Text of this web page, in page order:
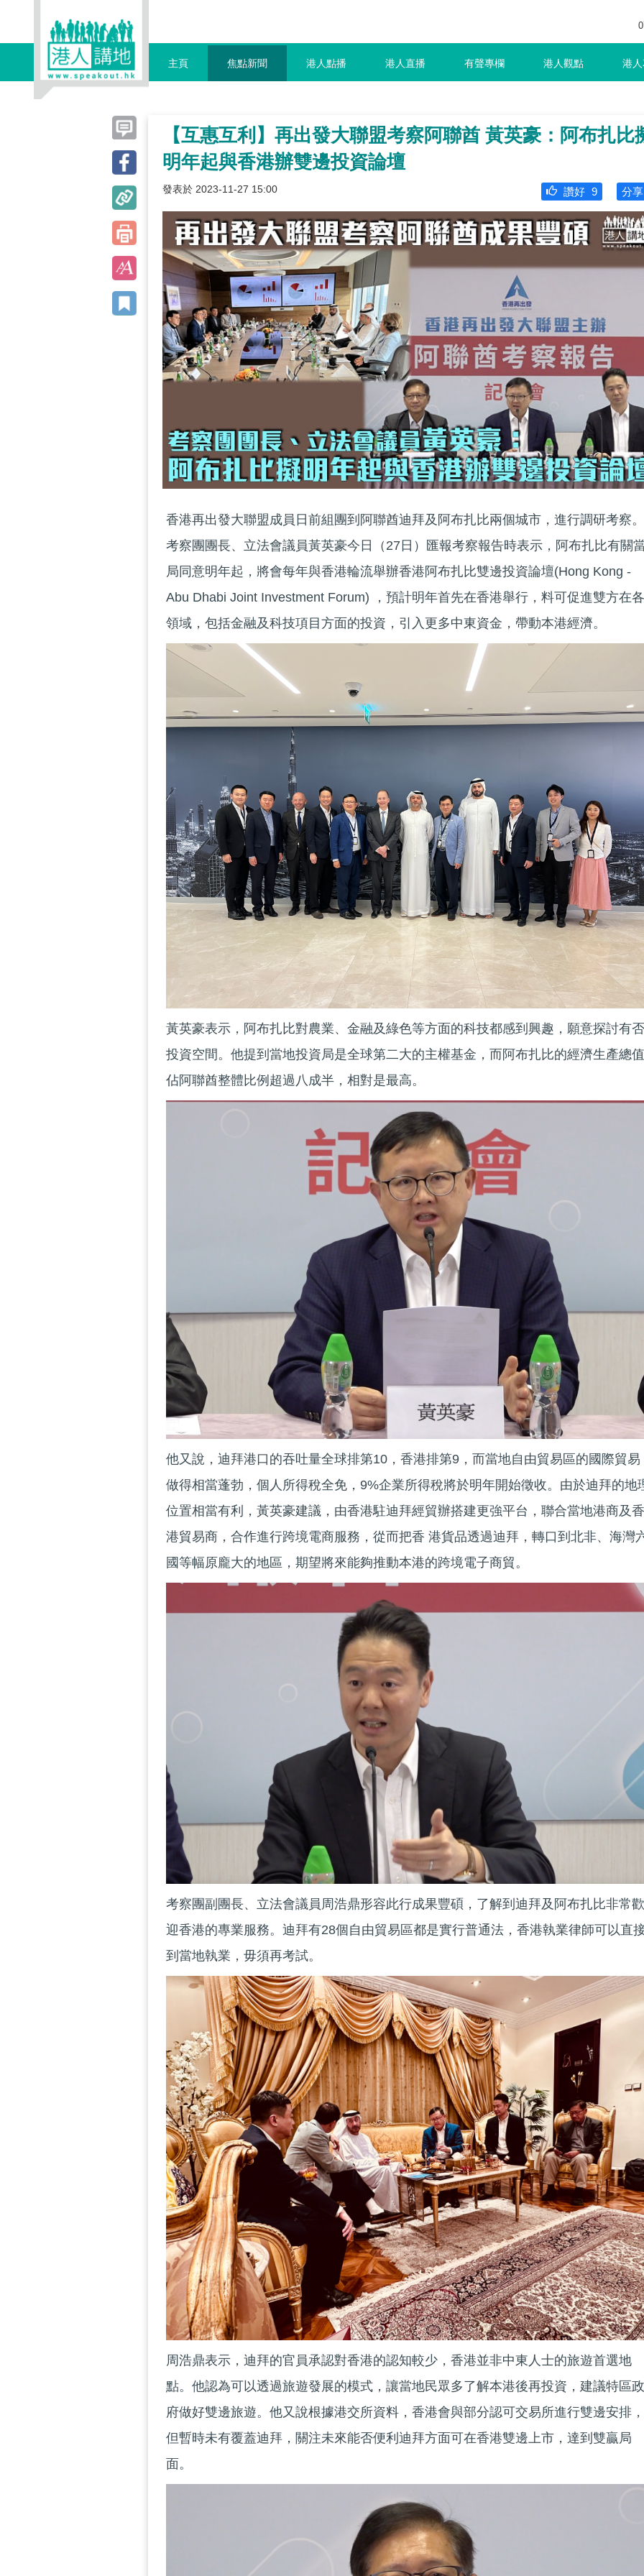
主頁 焦點新聞 港人點播 港人直播 有聲專欄 港人觀點 港
【互惠互利】再出發大聯盟考察阿聯酋 黃英豪：阿布扎比
明年起與香港辦雙邊投資論壇
發表於 2023-11-27 15:00 分享
讚好 9
香港再出發大聯盟成員日前組團到阿聯酋迪拜及阿布扎比兩個城市，進行調研考察。
考察團團長、立法會議員黃英豪今日（27日）匯報考察報告時表示，阿布扎比有關
局同意明年起，將會每年與香港輪流舉辦香港阿布扎比雙邊投資論壇(Hong Kong -
Abu Dhabi Joint Investment Forum) ，預計明年首先在香港舉行，料可促進雙方在各
領域，包括金融及科技項目方面的投資，引入更多中東資金，帶動本港經濟。
黃英豪表示，阿布扎比對農業、金融及綠色等方面的科技都感到興趣，願意探討有否
投資空間。他提到當地投資局是全球第二大的主權基金，而阿布扎比的經濟生產總值
佔阿聯酋整體比例超過八成半，相對是最高。
他又說，迪拜港口的吞吐量全球排第10，香港排第9，而當地自由貿易區的國際貿易
做得相當蓬勃，個人所得稅全免，9%企業所得稅將於明年開始徵收。由於迪拜的地
位置相當有利，黃英豪建議，由香港駐迪拜經貿辦搭建更強平台，聯合當地港商及香
港貿易商，合作進行跨境電商服務，從而把香 港貨品透過迪拜，轉口到北非、海灣
國等幅原龐大的地區，期望將來能夠推動本港的跨境電子商貿。
考察團副團長、立法會議員周浩鼎形容此行成果豐碩，了解到迪拜及阿布扎比非常歡
迎香港的專業服務。迪拜有28個自由貿易區都是實行普通法，香港執業律師可以直
到當地執業，毋須再考試。
周浩鼎表示，迪拜的官員承認對香港的認知較少，香港並非中東人士的旅遊首選地
點。他認為可以透過旅遊發展的模式，讓當地民眾多了解本港後再投資，建議特區政
府做好雙邊旅遊。他又說根據港交所資料，香港會與部分認可交易所進行雙邊安排，
但暫時未有覆蓋迪拜，關注未來能否便利迪拜方面可在香港雙邊上市，達到雙贏局
面。